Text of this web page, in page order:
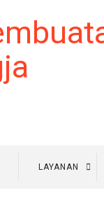
LAYANAN